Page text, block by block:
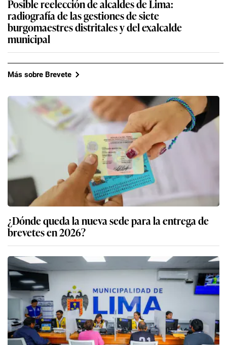
Posible reelección de alcaldes de Lima:
radiografía de las gestiones de siete
burgomaestres distritales y del exalcalde
municipal
Más sobre Brevete
¿Dónde queda la nueva sede para la entrega de
brevetes en 2026?